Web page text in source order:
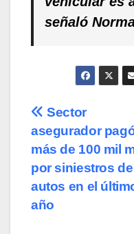
señaló
de
entradas
Sector
asegurador
más de 100 mil
por siniestros de
autos en el
año